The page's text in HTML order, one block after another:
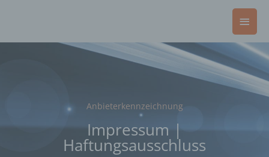
Anbieterkennzeichnung
Impressum |
Haftungsausschluss